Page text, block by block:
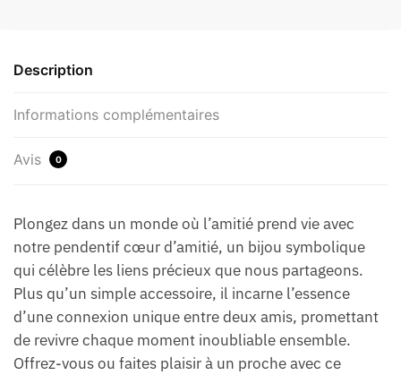
Description
Informations complémentaires
Avis 0
Plongez dans un monde où l’amitié prend vie avec
notre pendentif cœur d’amitié, un bijou symbolique
qui célèbre les liens précieux que nous partageons.
Plus qu’un simple accessoire, il incarne l’essence
d’une connexion unique entre deux amis, promettant
de revivre chaque moment inoubliable ensemble.
Offrez-vous ou faites plaisir à un proche avec ce